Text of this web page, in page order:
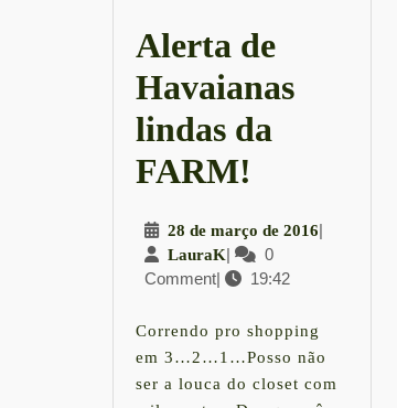
Alerta de
Havaianas
lindas da
FARM!
Havaianas
lindas
da
FARM!
28 de março de 201628
|
LauraKLauraK
|
0
Comment| 19:42
Correndo pro shopping
em 3…2…1…Posso não
ser a louca do closet com